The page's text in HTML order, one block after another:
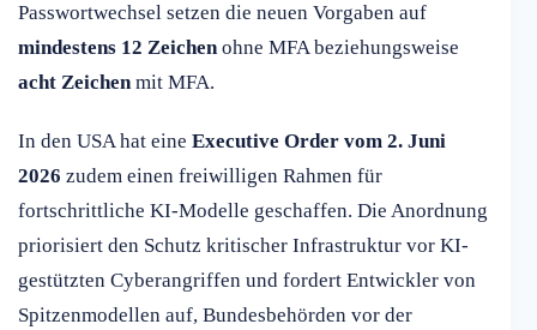
Passwortwechsel setzen die neuen Vorgaben auf
mindestens 12 Zeichenohne MFA beziehungsweise
acht Zeichenmit MFA.
In den USA hat eine Executive Order vom 2. Juni
2026 zudem einen freiwilligen Rahmen für
fortschrittliche KI-Modelle geschaffen. Die Anordnung
priorisiert den Schutz kritischer Infrastruktur vor KI-
gestützten Cyberangriffen und fordert Entwickler von
Spitzenmodellen auf, Bundesbehörden vor der